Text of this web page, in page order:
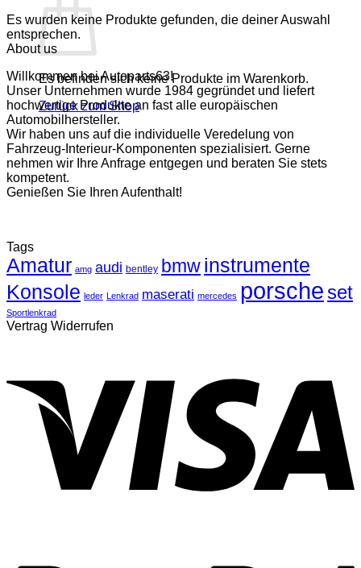
Es befinden sich keine Produkte im Warenkorb.
Zurück zum Shop
Es wurden keine Produkte gefunden, die deiner Auswahl
entsprechen.
About us
Willkommen bei Autoparts63!
Unser Unternehmen wurde 1984 gegründet und liefert
hochwertige Produkte an fast alle europäischen
Automobilhersteller.
Wir haben uns auf die individuelle Veredelung von
Fahrzeug-Interieur-Komponenten spezialisiert. Gerne
nehmen wir Ihre Anfrage entgegen und beraten Sie stets
kompetent.
Genießen Sie Ihren Aufenthalt!
Tags
Amatur amg audi bentley bmwinstrumente
Konsole leder Lenkrad maserati mercedes porsche set
Sportlenkrad
Vertrag Widerrufen